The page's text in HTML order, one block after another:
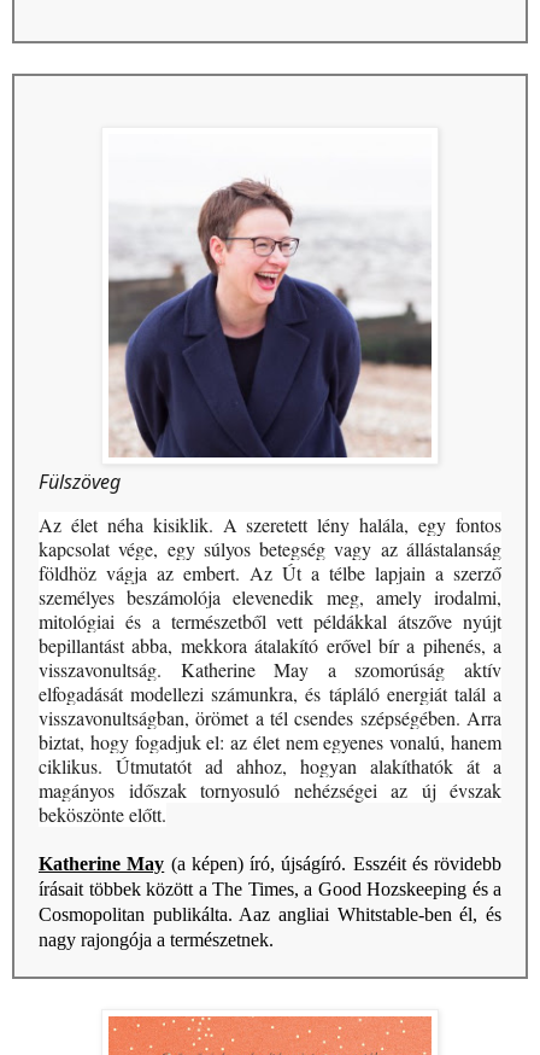
Fülszöveg
Az élet néha kisiklik. A szeretett lény halála, egy fontos
kapcsolat vége, egy súlyos betegség vagy az állástalanság
földhöz vágja az embert. Az Út a télbe lapjain a szerző
személyes beszámolója elevenedik meg, amely irodalmi,
mitológiai és a természetből vett példákkal átszőve nyújt
bepillantást abba, mekkora átalakító erővel bír a pihenés, a
visszavonultság. Katherine May a szomorúság aktív
elfogadását modellezi számunkra, és tápláló energiát talál a
visszavonultságban, örömet a tél csendes szépségében. Arra
biztat, hogy fogadjuk el: az élet nem egyenes vonalú, hanem
ciklikus. Útmutatót ad ahhoz, hogyan alakíthatók át a
magányos időszak tornyosuló nehézségei az új évszak
beköszönte előtt.
Katherine May (a képen) író, újságíró. Esszéit és rövidebb
írásait többek között a The Times, a Good Hozskeeping és a
Cosmopolitan publikálta. Aaz angliai Whitstable-ben él, és
nagy rajongója a természetnek.